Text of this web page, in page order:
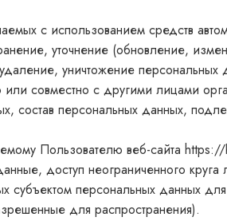
Броши
Шнурки
с использованием средств
уточнение (обновление,
уничтожение персональных
или совместно с другими лицами
состав персональных данных,
Пользователю веб-сайта https://
доступ неограниченного круга
субъектом персональных данных для
для распространения).